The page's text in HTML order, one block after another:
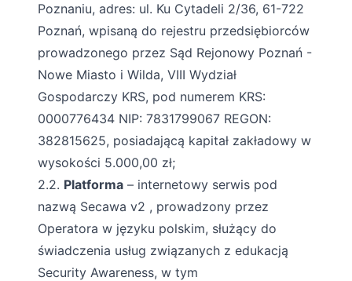
Poznaniu, adres: ul. Ku Cytadeli 2/36, 61-722
Poznań, wpisaną do rejestru przedsiębiorców
prowadzonego przez Sąd Rejonowy Poznań -
Nowe Miasto i Wilda, VIII Wydział
Gospodarczy KRS, pod numerem KRS:
0000776434 NIP: 7831799067 REGON:
382815625, posiadającą kapitał zakładowy w
wysokości 5.000,00 zł;
2.2. Platforma – internetowy serwis pod
nazwą Secawa v2 , prowadzony przez
Operatora w języku polskim, służący do
świadczenia usług związanych z edukacją
Security Awareness, w tym